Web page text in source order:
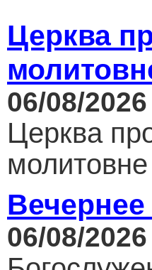
Церква
06/08/
Церква
06/08/